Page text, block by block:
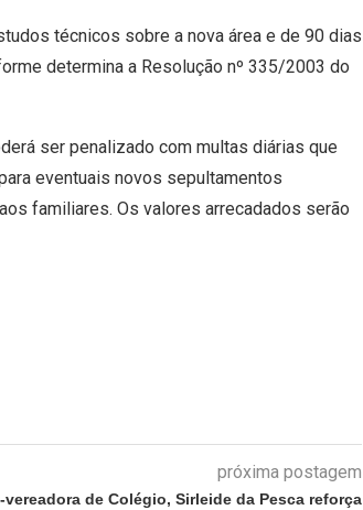
técnicos sobre a nova área e de 90 dias
determina a Resolução nº 335/2003 do
ser penalizado com multas diárias que
eventuais novos sepultamentos
familiares. Os valores arrecadados serão
próxima postagem
vereadora de Colégio, Sirleide da Pesca reforça